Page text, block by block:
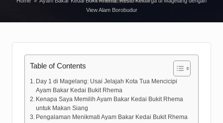
View Alam Borobudur
Table of Contents
Day 1 di Magelang: Usai Jelajah Kota Tua Mencicipi
Ayam Bakar Kedai Bukit Rhema
Kenapa Saya Memilih Ayam Bakar Kedai Bukit Rhema
untuk Makan Siang
Pengalaman Menikmati Ayam Bakar Kedai Bukit Rhema